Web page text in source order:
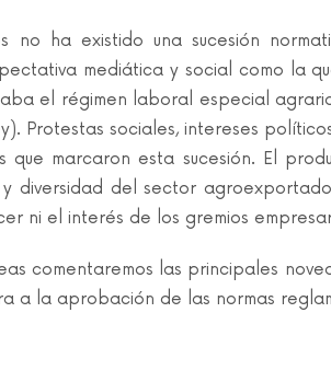
no ha existido una sucesión
mediática y social como la
el régimen laboral especial
Protestas sociales, intereses
que marcaron esta sucesión. El
diversidad del sector
ni el interés de los gremios
comentaremos las principales
a la aprobación de las normas